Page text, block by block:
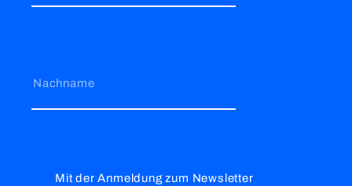
Nachname
Mit der Anmeldung zum Newsletter